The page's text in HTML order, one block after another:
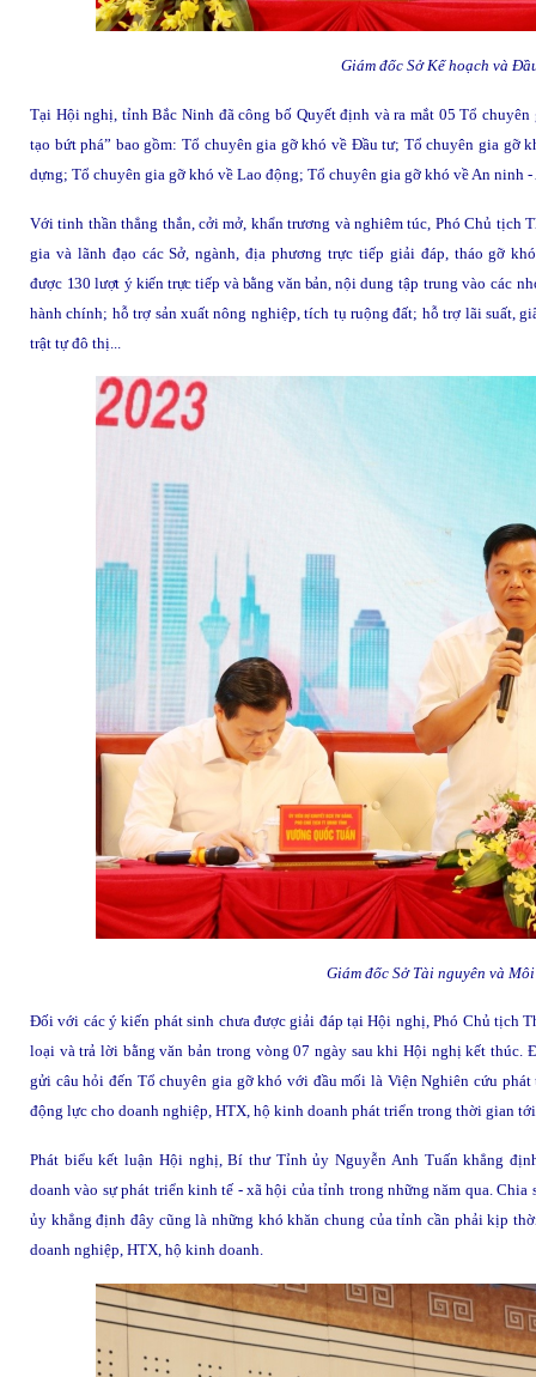
Giám đốc Sở Kế hoạch và
Tại Hội nghị, tỉnh Bắc Ninh đãcông bố Quyết định và ra mắt 05 Tổ
tạo bứt phá” bao gồm: Tổ chuyên gia gỡ khó về Đầu tư; Tổ chuyên gia
dựng; Tổ chuyên gia gỡ khó về Lao động; Tổ chuyên gia gỡ khó về An ninh -
Với tinh thần thẳng thắn, cởi mở, khẩn trương và nghiêm túc, Phó Chủ tịch
gia và lãnh đạo các Sở, ngành, địa phương trực tiếp giải đáp, tháo gỡ
được 130 lượt ý kiến trực tiếp và bằng văn bản, nội dung tập trung vào các
hành chính; hỗ trợ sản xuất nông nghiệp, tích tụ ruộng đất; hỗ trợ lãi suất,
trật tự đô thị...
Giám đốc Sở Tài nguyên và
Đối với các ý kiến phát sinh chưa được giải đáp tại Hội nghị, Phó Chủ tịch
loại và trả lời bằng văn bản trong vòng 07 ngày sau khi Hội nghị kết thúc.
gửi câu hỏi đến Tổ chuyên gia gỡ khó với đầu mối là Viện Nghiên cứu
động lực cho doanh nghiệp, HTX, hộ kinh doanh phát triển trong thời gian
Phát biểu kết luận Hội nghị, Bí thư Tỉnh ủy Nguyễn Anh Tuấn khẳng
doanh vào sự phát triển kinh tế - xã hội của tỉnh trong những năm qua.
ủy khẳng định đây cũng là những khó khăn chung của tỉnh cần phải kịp
doanh nghiệp, HTX, hộ kinh doanh.